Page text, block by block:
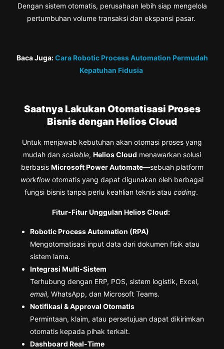
Dengan sistem otomatis, perusahaan lebih siap mengelola
pertumbuhan volume transaksi dan ekspansi pasar.
Baca Juga:Cara Robotic Process Automation Permudah
Kepatuhan Fidusia
Saatnya Lakukan Otomatisasi Proses
Bisnis dengan Helios Cloud
Untuk menjawab kebutuhan akan otomasi proses yang
mudah dan scalable, Helios Cloud menawarkan solusi
berbasis Microsoft Power Automate—sebuah platform
workflowotomatis yang dapat digunakan oleh berbagai
fungsi bisnis tanpa perlu keahlian teknis atau coding.
Fitur-Fitur Unggulan Helios Cloud:
Robotic Process Automation (RPA)
Mengotomatisasi input data dari dokumen fisik atau
sistem lama.
Integrasi Multi-Sistem
Terhubung dengan ERP, POS, sistem logistik, Excel,
email, WhatsApp, dan Microsoft Teams.
Notifikasi & Approval Otomatis
Permintaan, klaim, atau persetujuan dapat dikirimkan
otomatis kepada pihak terkait.
Dashboard Real-Time